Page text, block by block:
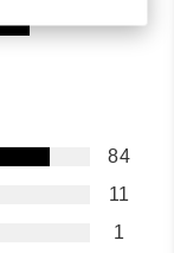
84
11
1